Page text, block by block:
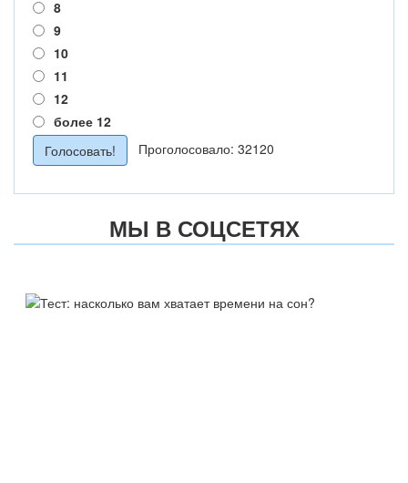
8
9
10
11
12
более 12
Проголосовало: 32120
МЫ В СОЦСЕТЯХ